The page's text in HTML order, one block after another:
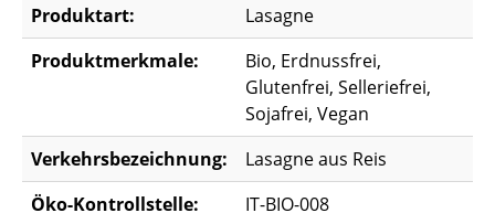
Produktart:
Lasagne
Produktmerkmale:
Bio, Erdnussfrei,
Glutenfrei, Selleriefrei,
Sojafrei, Vegan
Verkehrsbezeichnung:
Lasagne aus Reis
Öko-Kontrollstelle:
IT-BIO-008